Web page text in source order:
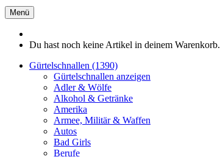
Menü
Du hast noch keine Artikel in deinem Warenkorb.
Gürtelschnallen (1390)
Gürtelschnallen anzeigen
Adler & Wölfe
Alkohol & Getränke
Amerika
Armee, Militär & Waffen
Autos
Bad Girls
Berufe